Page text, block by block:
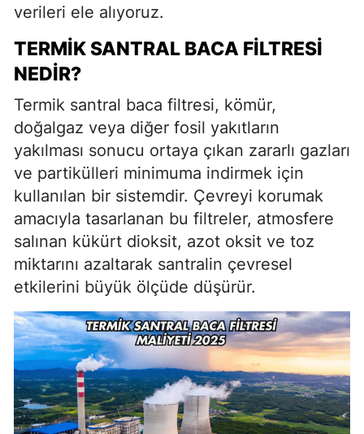
verileri ele alıyoruz.
TERMIK SANTRAL BACA FILTRESI
NEDIR?
Termik santral baca filtresi, kömür,
doğalgaz veya diğer fosil yakıtların
yakılması sonucu ortaya çıkan zararlı gazları
ve partikülleri minimuma indirmek için
kullanılan bir sistemdir. Çevreyi korumak
amacıyla tasarlanan bu filtreler, atmosfere
salınan kükürt dioksit, azot oksit ve toz
miktarını azaltarak santralin çevresel
etkilerini büyük ölçüde düşürür.